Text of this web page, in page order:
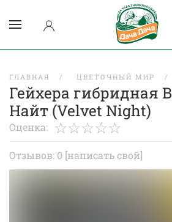
ГЛАВНАЯ ЦВЕТОЧНЫЙ МИР
Гейхера гибридная
Найт (Velvet Night)
Оценка:
Отзывов: 0 [написать свой]